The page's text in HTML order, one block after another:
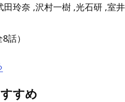
玲奈 ,沢村一樹 ,光石研 ,室
話）
すめ